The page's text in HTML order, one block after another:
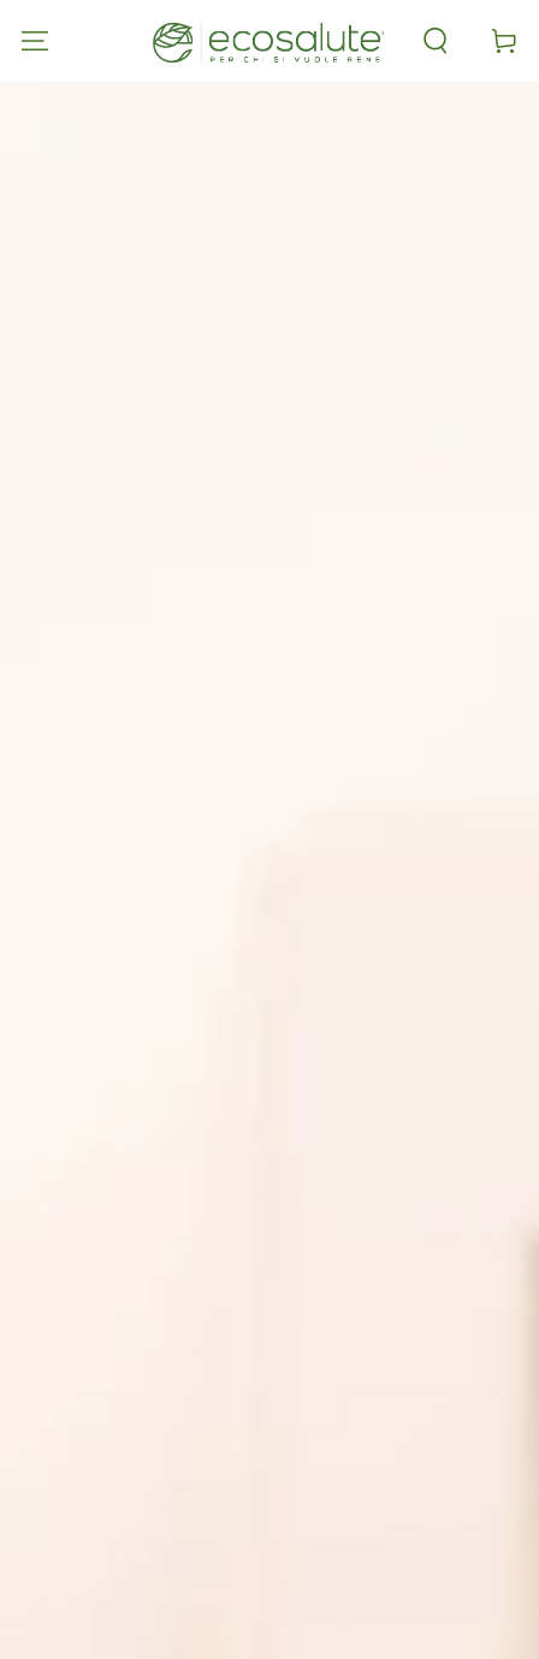
CONTENUTO
Carello